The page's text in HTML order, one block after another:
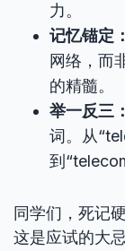
力。
记忆锚定：
网络，而
的精髓。
举一反三：
词。从
到
同学们，死记
这是应试的大